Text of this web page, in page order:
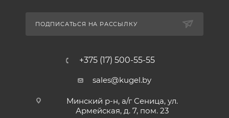
ПОДПИСАТЬСЯ НА РАССЫЛКУ
+375 (17) 500-55-55
sales@kugel.by
Минский р-н, а/г Сеница, ул.
Армейская, д. 7, пом. 23